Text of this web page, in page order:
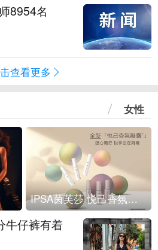
8954名
查看更多
女性
IPSA茵芙莎 悦己香氛凝露上市
牛仔裤有着